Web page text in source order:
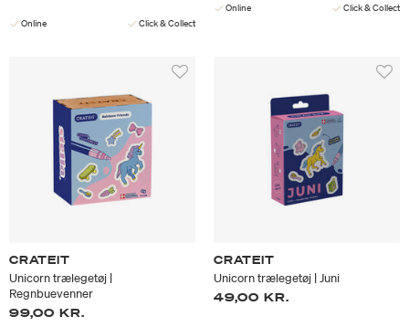
Online Click & Collect
Online Click & Collect
CRATEIT
Unicorn trælegetøj |
Regnbuevenner
99,00 KR.
CRATEIT
Unicorn trælegetøj | Juni
49,00 KR.